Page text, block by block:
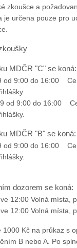
zkoušce a
je určena pouze pro
MDČR "C" se koná:
od 9:00 do 16:00
od 9:00 do 16:00
MDČR "B" se koná:
od 9:00 do 16:00
dozorem se koná:
12:00 Volná místa,
12:00 Volná místa,
1000 Kč na průkaz s
B nebo A. Po